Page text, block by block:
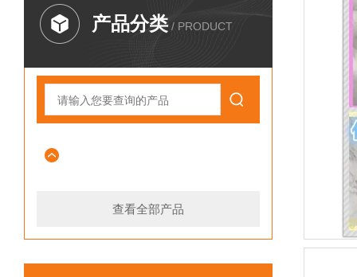
产品分类 / PRODUCT
查看全部产品